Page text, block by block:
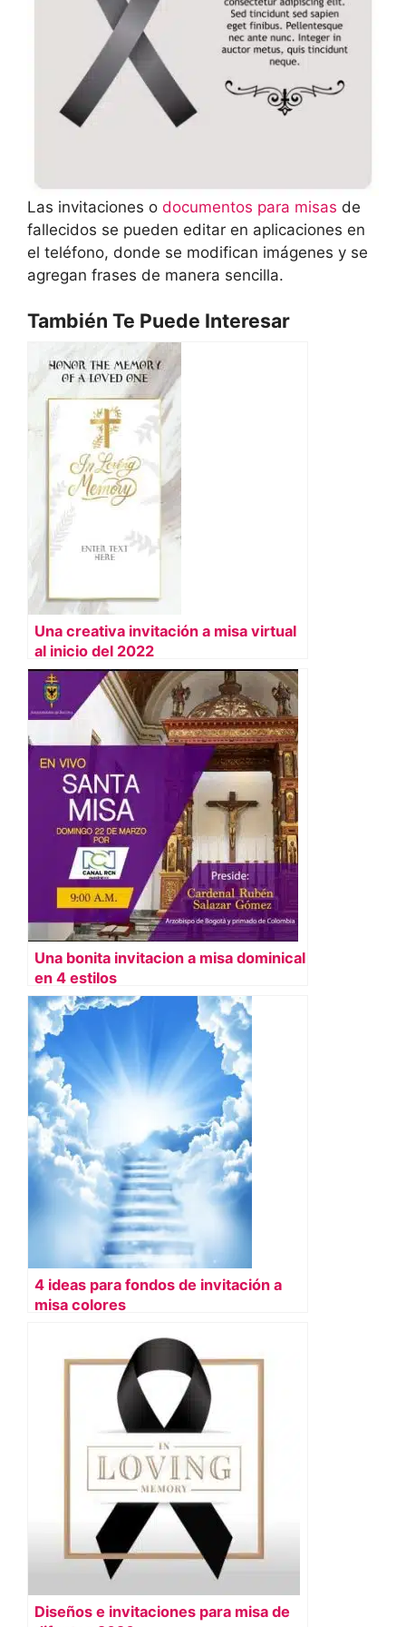
Las invitaciones o documentos para misas de
fallecidos se pueden editar en aplicaciones en
el teléfono, donde se modifican imágenes y se
agregan frases de manera sencilla.
También Te Puede Interesar
Una creativa invitación a misa virtual
al inicio del 2022
Una bonita invitacion a misa dominical
en 4 estilos
4 ideas para fondos de invitación a
misa colores
Diseños e invitaciones para misa de